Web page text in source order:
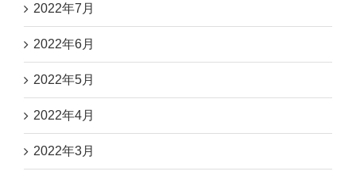
2022年7月
2022年6月
2022年5月
2022年4月
2022年3月